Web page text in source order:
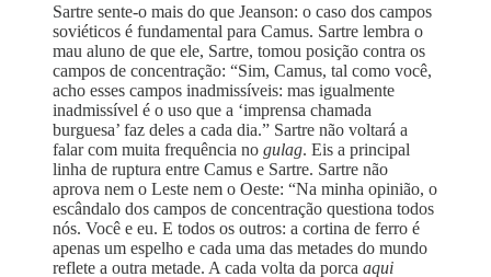
Sartre sente-o mais do que Jeanson: o caso dos campos
soviéticos é fundamental para Camus. Sartre lembra o
mau aluno de que ele, Sartre, tomou posição contra os
campos de concentração: “Sim, Camus, tal como você,
acho esses campos inadmissíveis: mas igualmente
inadmissível é o uso que a ‘imprensa chamada
burguesa’ faz deles a cada dia.” Sartre não voltará a
falar com muita frequência no gulag. Eis a principal
linha de ruptura entre Camus e Sartre. Sartre não
aprova nem o Leste nem o Oeste: “Na minha opinião, o
escândalo dos campos de concentração questiona todos
nós. Você e eu. E todos os outros: a cortina de ferro é
apenas um espelho e cada uma das metades do mundo
reflete a outra metade. A cada volta da porca aqui